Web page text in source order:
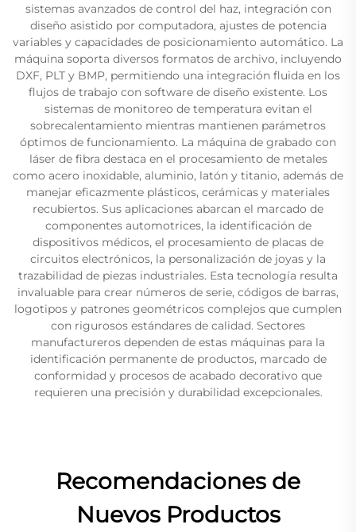
sistemas avanzados de control del haz, integración con
diseño asistido por computadora, ajustes de potencia
variables y capacidades de posicionamiento automático. La
máquina soporta diversos formatos de archivo, incluyendo
DXF, PLT y BMP, permitiendo una integración fluida en los
flujos de trabajo con software de diseño existente. Los
sistemas de monitoreo de temperatura evitan el
sobrecalentamiento mientras mantienen parámetros
óptimos de funcionamiento. La máquina de grabado con
láser de fibra destaca en el procesamiento de metales
como acero inoxidable, aluminio, latón y titanio, además de
manejar eficazmente plásticos, cerámicas y materiales
recubiertos. Sus aplicaciones abarcan el marcado de
componentes automotrices, la identificación de
dispositivos médicos, el procesamiento de placas de
circuitos electrónicos, la personalización de joyas y la
trazabilidad de piezas industriales. Esta tecnología resulta
invaluable para crear números de serie, códigos de barras,
logotipos y patrones geométricos complejos que cumplen
con rigurosos estándares de calidad. Sectores
manufactureros dependen de estas máquinas para la
identificación permanente de productos, marcado de
conformidad y procesos de acabado decorativo que
requieren una precisión y durabilidad excepcionales.
Recomendaciones de
Nuevos Productos